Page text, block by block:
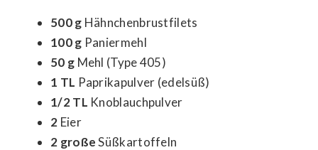
500 g Hähnchenbrustfilets
100 g Paniermehl
50 g Mehl (Type 405)
1 TL Paprikapulver (edelsüß)
1/2 TL Knoblauchpulver
2 Eier
2 großeSüßkartoffeln